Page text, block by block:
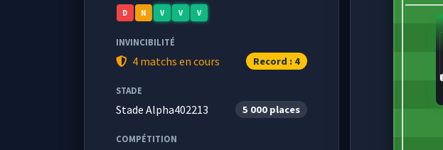
D N V V V
INVINCIBILITÉ
4 matchs en cours Record : 4
STADE
Stade Alpha402213 5 000 places
COMPÉTITION